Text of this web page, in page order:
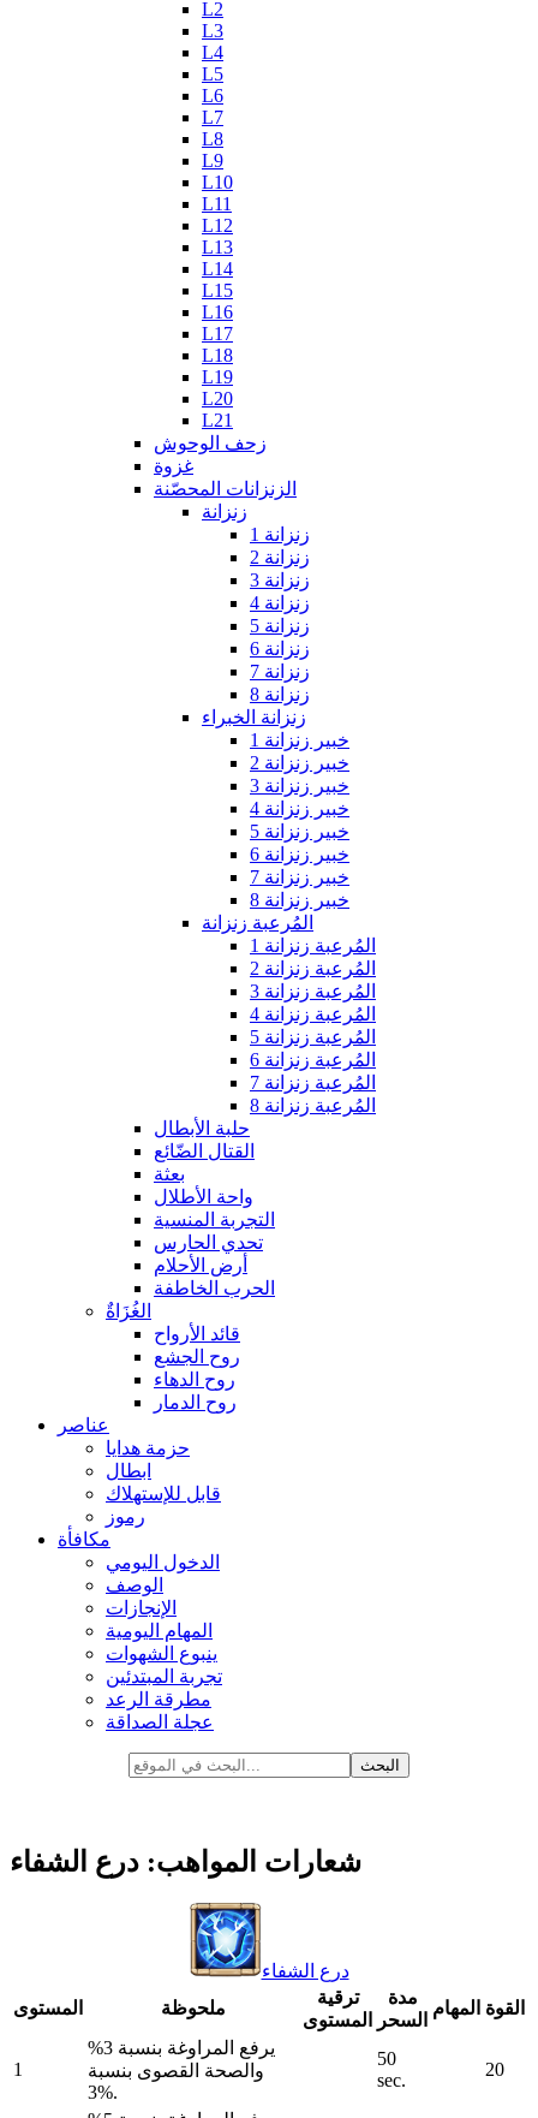
L2
L3
L4
L5
L6
L7
L8
L9
L10
L11
L12
L13
L14
L15
L16
L17
L18
L19
L20
L21
زحف الوحوش
غزوة
الزنزانات المحصّنة
زنزانة
زنزانة 1
زنزانة 2
زنزانة 3
زنزانة 4
زنزانة 5
زنزانة 6
زنزانة 7
زنزانة 8
زنزانة الخبراء
خبير زنزانة 1
خبير زنزانة 2
خبير زنزانة 3
خبير زنزانة 4
خبير زنزانة 5
خبير زنزانة 6
خبير زنزانة 7
خبير زنزانة 8
المُرعبة زنزانة
المُرعبة زنزانة 1
المُرعبة زنزانة 2
المُرعبة زنزانة 3
المُرعبة زنزانة 4
المُرعبة زنزانة 5
المُرعبة زنزانة 6
المُرعبة زنزانة 7
المُرعبة زنزانة 8
حلبة الأبطال
القتال الضّائع
بعثة
واحة الأطلال
التجربة المنسية
تحدي الحارس
أرض الأحلام
الحرب الخاطفة
الغُزَاةٌ
قائد الأرواح
روح الجشع
روح الدهاء
روح الدمار
عناصر
حزمة هدايا
ابطال
قابل للإستهلاك
رموز
مكافأة
الدخول اليومي
الوصف
الإنجازات
المهام اليومية
ينبوع الشهوات
تجربة المبتدئين
مطرقة الرعد
عجلة الصداقة
شعارات المواهب: درع الشفاء
درع الشفاء
المستوى
ملحوظة
ترقية
المستوى
مدة
السحر
المهام القوة
1
يرفع المراوغة بنسبة 3%
والصحة القصوى بنسبة
3%.
50
sec.
20